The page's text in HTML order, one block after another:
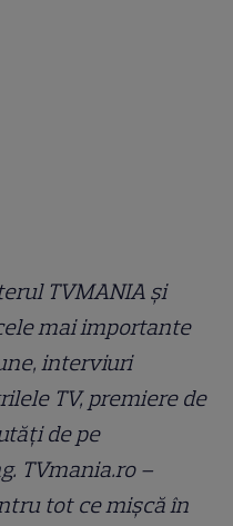
TVMANIA și
mai importante
interviuri
TV, premiere de
de pe
TVmania.ro –
tot ce mișcă în